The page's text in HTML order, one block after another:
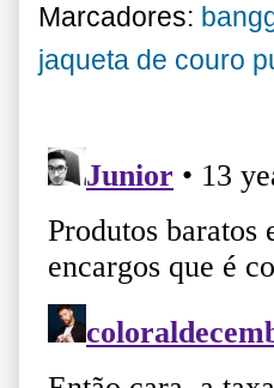
Marcadores:
jaqueta de couro